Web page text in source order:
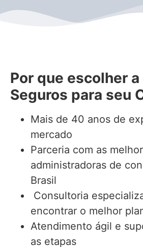
Por que escolher
Seguros para seu
Mais de 40 anos de
mercado
Parceria com as
administradoras de
Brasil
Consultoria
encontrar o melhor
Atendimento ágil e
as etapas